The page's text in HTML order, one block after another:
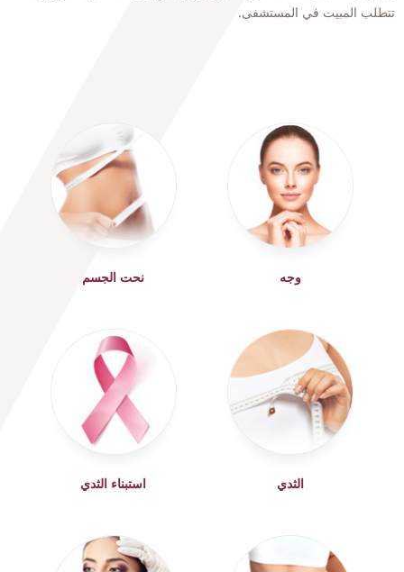
تتطلب المبيت في المستشفى.
وجه نحت الجسم
الثدي استبناء الثدي